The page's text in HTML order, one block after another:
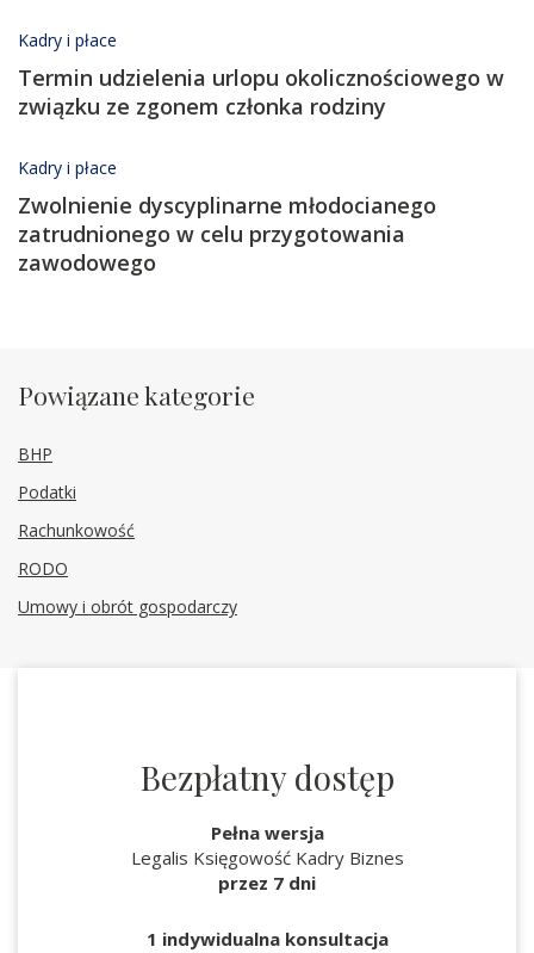
Kadry i płace
Termin udzielenia urlopu okolicznościowego w
związku ze zgonem członka rodziny
Kadry i płace
Zwolnienie dyscyplinarne młodocianego
zatrudnionego w celu przygotowania
zawodowego
Powiązane kategorie
BHP
Podatki
Rachunkowość
RODO
Umowy i obrót gospodarczy
Bezpłatny dostęp
Pełna wersja
Legalis Księgowość Kadry Biznes
przez 7 dni
1 indywidualna konsultacja